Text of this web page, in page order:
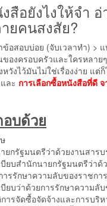
อยังไงให้จํา
ยคนสงสัย?
สอบบ่อย (จับเวลาทำ) > แ
องครอบครัวและใครหลา
วังไว้มันไม่ใช่เรื่องง่าย แ
ละ การเลือกซื้อหนังสือที่ดี
อบด้วย
กรัฐมนตรีว่าด้วยงานสาร
บสำนักนายกรัฐมนตรีว่า
รรักษาความลับของราชก
บว่าด้วยการรักษาความลั
รจัดซื้อจัดจ้างและการบริห